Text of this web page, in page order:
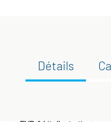
Détails